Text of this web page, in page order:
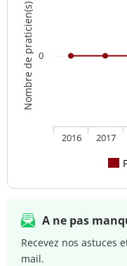
Nombre de praticien(s)
2016 2017
0
A ne pas
Recevez nos astuces
mail.